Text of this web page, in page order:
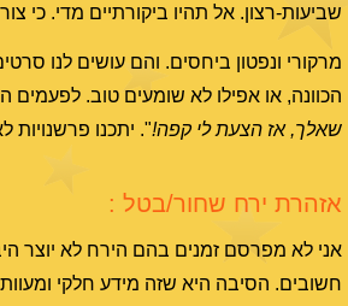
שביעות-רצון. אל תהיו ביקורתיים מדי.
מרקורי ונפטון ביחסים. והם עושים לנו
הכוונה, או אפילו לא שומעים טוב.
שאלך, אז הצעת לי קפה!". יתכנו פרשנויות
אזהרת ירח שחור/בטל :
חשובים. הסיבה היא שזה מידע חלקי